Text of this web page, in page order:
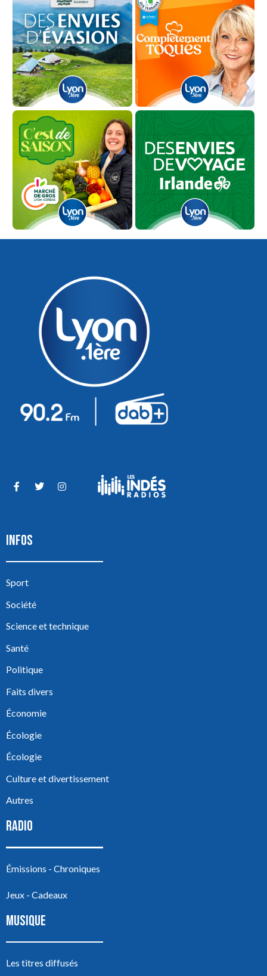
INFOS
Sport
Société
Science et technique
Santé
Politique
Faits divers
Économie
Écologie
Écologie
Culture et divertissement
Autres
RADIO
Émissions - Chroniques
Jeux - Cadeaux
MUSIQUE
Les titres diffusés